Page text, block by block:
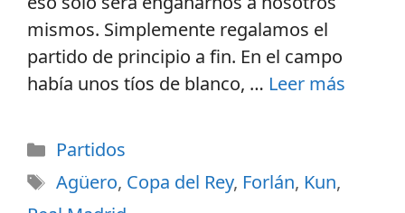
mismos. Simplemente regalamos el
partido de principio a fin. En el campo
había unos tíos de blanco, … Leer más
Partidos
Agüero, Copa del Rey, Forlán, Kun,